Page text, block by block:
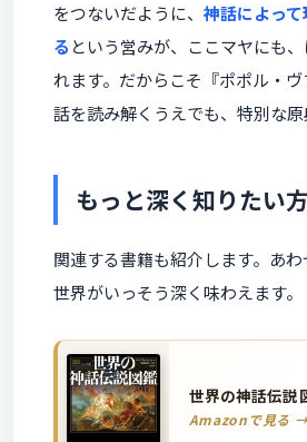
をつないだように、 神話によっ
る という営みが、ここマヤにも
れます。だからこそ『ポポル・
話を読み解くうえでも、特別な原
もっと深く知りたい
関連する書籍も紹介します。あ
世界がいっそう深く味わえます。
世界の神話伝説
Amazonで見る